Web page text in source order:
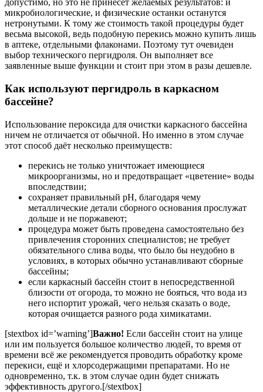
допустимо, но это не принесёт желаемых результатов: и
микробиологические, и физические останки останутся
нетронутыми. К тому же стоимость такой процедуры будет
весьма высокой, ведь подобную перекись можно купить лишь
в аптеке, отдельными флаконами. Поэтому тут очевиден
выбор технического пергидроля. Он выполняет все
заявленные выше функции и стоит при этом в разы дешевле.
Как используют пергидроль в каркасном
бассейне?
Использование пероксида для очистки каркасного бассейна
ничем не отличается от обычной. Но именно в этом случае
этот способ даёт несколько преимуществ:
перекись не только уничтожает имеющиеся
микроорганизмы, но и предотвращает «цветение» воды
впоследствии;
сохраняет правильный pH, благодаря чему
металлические детали сборного основания прослужат
дольше и не поржавеют;
процедура может быть проведена самостоятельно без
привлечения сторонних специалистов; не требует
обязательного слива воды, что было бы неудобно в
условиях, в которых обычно устанавливают сборные
бассейны;
если каркасный бассейн стоит в непосредственной
близости от огорода, то можно не бояться, что вода из
него испортит урожай, чего нельзя сказать о воде,
которая очищается разного рода химикатами.
[stextbox id=’warning’]Важно! Если бассейн стоит на улице
или им пользуется большое количество людей, то время от
времени всё же рекомендуется проводить обработку кроме
перекиси, ещё и хлорсодержащими препаратами. Но не
одновременно, т.к. в этом случае один будет снижать
эффективность другого.[/stextbox]